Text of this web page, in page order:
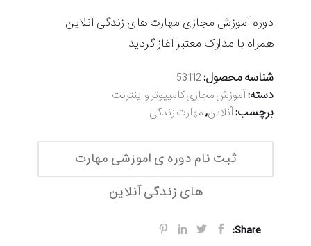
دوره آموزش مجازی مهارت های زندگی آنلاین
همراه با مدارک معتبر آغاز گردید
شناسه محصول:53112
دسته:آموزش مجازی کامپیوتر و اینترنت
برچسب:آنلاین,مهارت زندگی
ثبت نام دوره ی اموزشی مهارت
های زندگی آنلاین
Share: